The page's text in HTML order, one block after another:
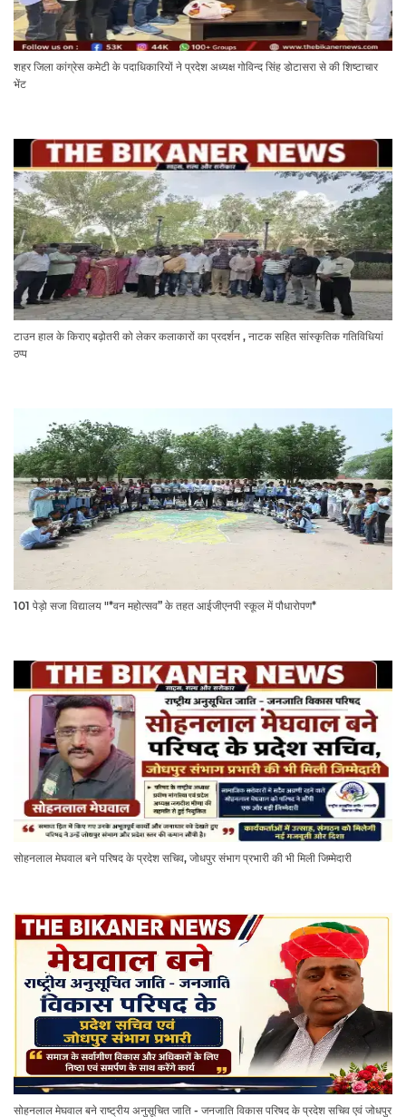
शहर जिला कांग्रेस कमेटी के पदाधिकारियों ने प्रदेश अध्यक्ष गोविन्द सिंह डोटासरा से की शिष्टाचार
भेंट
टाउन हाल के किराए बढ़ोतरी को लेकर कलाकारों का प्रदर्शन , नाटक सहित सांस्कृतिक गतिविधियां
ठप्प
101 पेड़ो सजा विद्यालय "*वन महोत्सव” के तहत आईजीएनपी स्कूल में पौधारोपण*
सोहनलाल मेघवाल बने परिषद के प्रदेश सचिव, जोधपुर संभाग प्रभारी की भी मिली जिम्मेदारी
सोहनलाल मेघवाल बने राष्ट्रीय अनुसूचित जाति - जनजाति विकास परिषद के प्रदेश सचिव एवं जोधपुर